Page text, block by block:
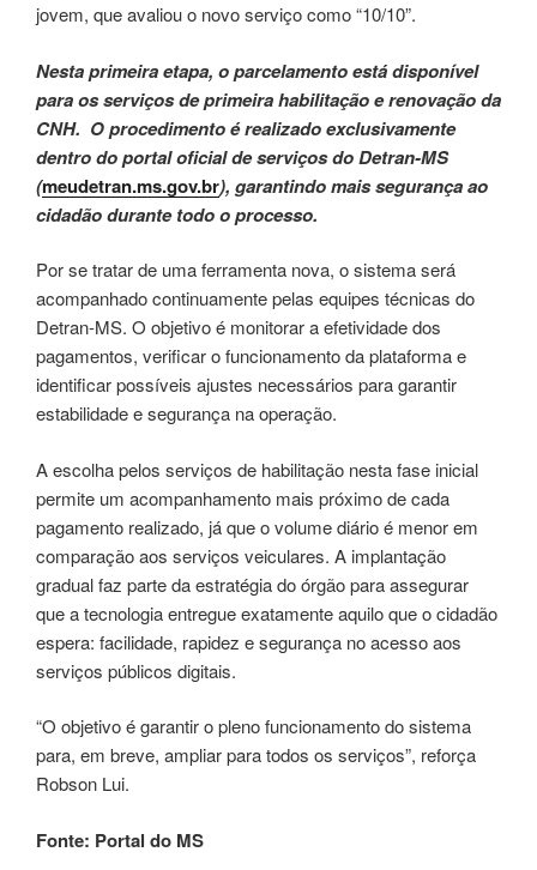
jovem, que avaliou o novo serviço como “10/10”.
Nesta primeira etapa, o parcelamento está disponível
para os serviços de primeira habilitação e renovação da
CNH. O procedimento é realizado exclusivamente
dentro do portal oficial de serviços do Detran-MS
(meudetran.ms.gov.br), garantindo mais segurança ao
cidadão durante todo o processo.
Por se tratar de uma ferramenta nova, o sistema será
acompanhado continuamente pelas equipes técnicas do
Detran-MS. O objetivo é monitorar a efetividade dos
pagamentos, verificar o funcionamento da plataforma e
identificar possíveis ajustes necessários para garantir
estabilidade e segurança na operação.
A escolha pelos serviços de habilitação nesta fase inicial
permite um acompanhamento mais próximo de cada
pagamento realizado, já que o volume diário é menor em
comparação aos serviços veiculares. A implantação
gradual faz parte da estratégia do órgão para assegurar
que a tecnologia entregue exatamente aquilo que o cidadão
espera: facilidade, rapidez e segurança no acesso aos
serviços públicos digitais.
“O objetivo é garantir o pleno funcionamento do sistema
para, em breve, ampliar para todos os serviços”, reforça
Robson Lui.
Fonte: Portal do MS